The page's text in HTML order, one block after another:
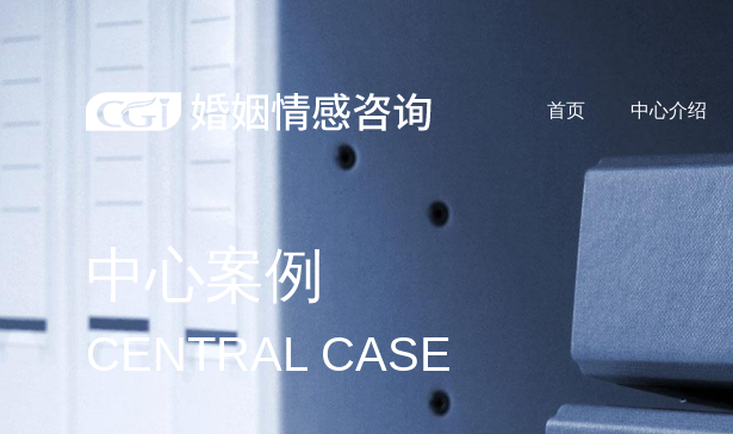
首页 中心介绍
中心案例
CENTRAL CASE